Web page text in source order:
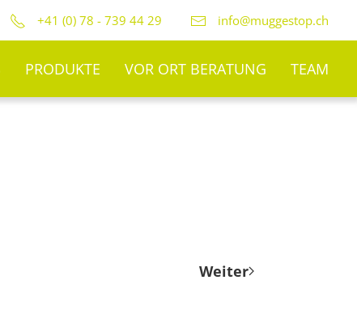
+41 (0) 78 - 739 44 29 info@muggestop.ch
PRODUKTE VOR ORT BERATUNG TEAM
Weiter